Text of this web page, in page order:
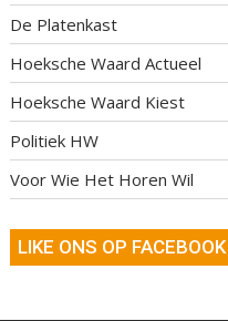
De Platenkast
Hoeksche Waard Actueel
Hoeksche Waard Kiest
Politiek HW
Voor Wie Het Horen Wil
LIKE ONS OP FACEBOOK